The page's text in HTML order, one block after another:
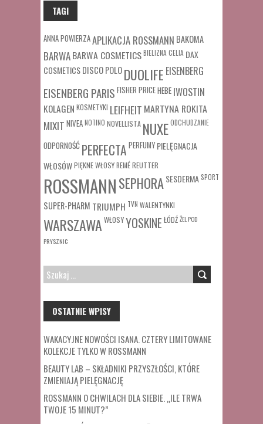
TAGI
ANNA POWIERZAAPLIKACJA ROSSMANN BAKOMA
BARWABARWA COSMETICSBIELIZNA CELIA DAX
COSMETICSDISCO POLODUOLIFE EISENBERG
EISENBERG PARIS FISHER PRICEHEBE IWOSTIN
KOLAGEN KOSMETYKI LEIFHEIT MARTYNA ROKITA
MIXIT NIVEANOTINO NOVELLISTA NUXEODCHUDZANIE
ODPORNOŚĆ PERFECTA PERFUMY PIELĘGNACJA
WŁOSÓWPIĘKNE WŁOSYREMÉREUTTER
ROSSMANNSEPHORASESDERMA SPORT
SUPER-PHARM TRIUMPH TVN WALENTYNKI
WARSZAWA WŁOSYYOSKINE ŁÓDŹŻEL POD
PRYSZNIC
SZUKAJ:
OSTATNIE WPISY
WAKACYJNE NOWOŚCI ISANA. CZTERY LIMITOWANE
KOLEKCJE TYLKO W ROSSMANN
BEAUTY LAB – SKŁADNIKI PRZYSZŁOŚCI, KTÓRE
ZMIENIAJĄ PIELĘGNACJĘ
ROSSMANN O CHWILACH DLA SIEBIE. „ILE TRWA
TWOJE 15 MINUT?”